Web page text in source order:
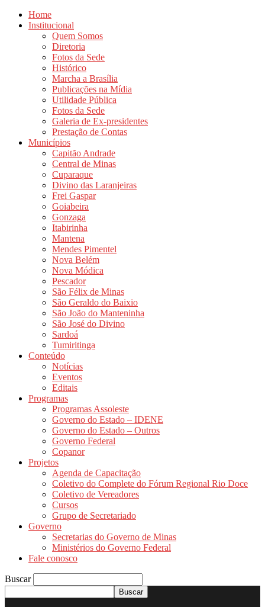
Home
Institucional
Quem Somos
Diretoria
Fotos da Sede
Histórico
Marcha a Brasília
Publicações na Mídia
Utilidade Pública
Fotos da Sede
Galeria de Ex-presidentes
Prestação de Contas
Municípios
Capitão Andrade
Central de Minas
Cuparaque
Divino das Laranjeiras
Frei Gaspar
Goiabeira
Gonzaga
Itabirinha
Mantena
Mendes Pimentel
Nova Belém
Nova Módica
Pescador
São Félix de Minas
São Geraldo do Baixio
São João do Manteninha
São José do Divino
Sardoá
Tumiritinga
Conteúdo
Notícias
Eventos
Editais
Programas
Programas Assoleste
Governo do Estado – IDENE
Governo do Estado – Outros
Governo Federal
Copanor
Projetos
Agenda de Capacitação
Coletivo do Complete do Fórum Regional Rio Doce
Coletivo de Vereadores
Cursos
Grupo de Secretariado
Governo
Secretarias do Governo de Minas
Ministérios do Governo Federal
Fale conosco
Buscar